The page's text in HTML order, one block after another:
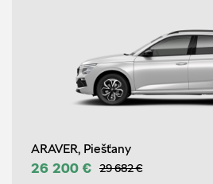
ARAVER, Piešťany
26 200 € 29 682 €